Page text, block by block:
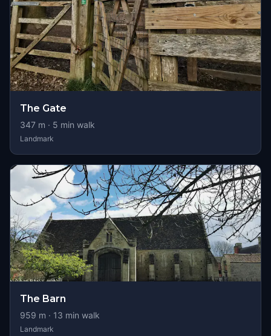
The Gate
347 m · 5 min walk
Landmark
The Barn
959 m · 13 min walk
Landmark